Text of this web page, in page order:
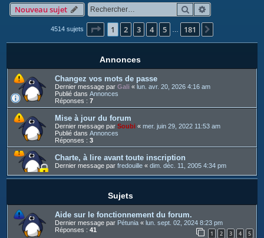
e
Nouveau sujet Rechercher
4514 sujets Page 1sur181
1 2 3 4 5 181
Annonces
Changez vos mots de passe
Dernier message par Gali « lun. avr. 20, 2026 4:16 am
Publié dans Annonces
Réponses : 7
Mise à jour du forum
Dernier message par Soubi « mer. juin 29, 2022 11:53 am
Publié dans Annonces
Réponses : 3
Charte, à lire avant toute inscription
Dernier message par fredouille « dim. déc. 11, 2005 4:34 pm
Sujets
Aide sur le fonctionnement du forum.
Dernier message par Pétunia « lun. sept. 02, 2024 8:23 pm
Réponses : 41 1 2 3 4 5